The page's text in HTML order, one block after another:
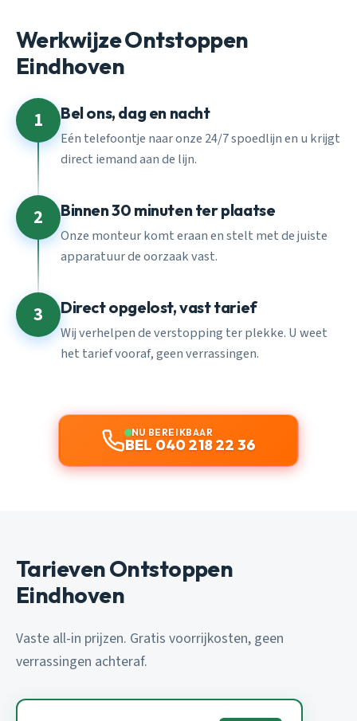
Werkwijze Ontstoppen
Eindhoven
1 Bel ons, dag en nacht
Eén telefoontje naar onze 24/7 spoedlijn en u krijgt
direct iemand aan de lijn.
2 Binnen 30 minuten ter plaatse
Onze monteur komt eraan en stelt met de juiste
apparatuur de oorzaak vast.
3 Direct opgelost, vast tarief
Wij verhelpen de verstopping ter plekke. U weet
het tarief vooraf, geen verrassingen.
NU BEREIKBAAR
BEL 040 218 22 36
Tarieven Ontstoppen
Eindhoven
Vaste all-in prijzen. Gratis voorrijkosten, geen
verrassingen achteraf.